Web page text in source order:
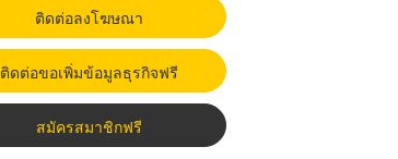
ติดต่อลงโฆษณา
ติดต่อขอเพิ่มข้อมูลธุรกิจฟรี
สมัครสมาชิกฟรี